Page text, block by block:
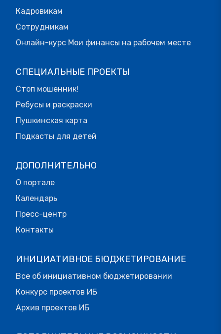
Кадровикам
Сотрудникам
Онлайн-курс Мои финансы на рабочем месте
СПЕЦИАЛЬНЫЕ ПРОЕКТЫ
Стоп мошенник!
Ребусы и раскраски
Пушкинская карта
Подкасты для детей
ДОПОЛНИТЕЛЬНО
О портале
Календарь
Пресс-центр
Контакты
ИНИЦИАТИВНОЕ БЮДЖЕТИРОВАНИЕ
Все об инициативном бюджетировании
Конкурс проектов ИБ
Архив проектов ИБ